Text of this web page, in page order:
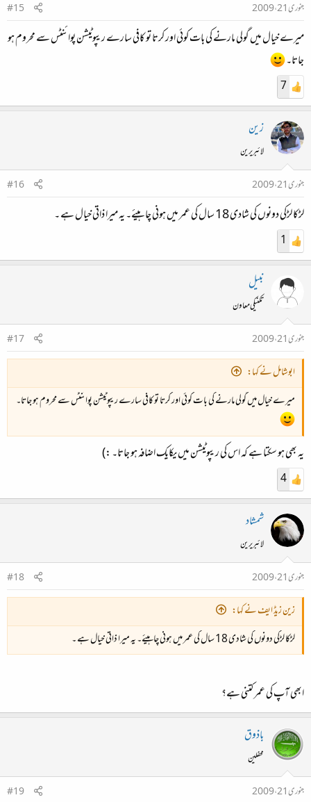
جنوری 21، 2009
#15
میرے خیال میں گولی مارنے کی بات کوئی اور کرتا تو کافی سارے ریپوٹیشن پوائنٹس سے محروم ہو
جاتا۔
7
زین
لائبریرین
جنوری 21، 2009
#16
لڑکا لڑکی دونوں کی شادی 18 سال کی عمر میں ہونی چاہیئے۔ یہ میرا ذاتی خیال ہے ۔
1
نبیل
تکنیکی معاون
جنوری 21، 2009
#17
ابوشامل نے کہا:
میرے خیال میں گولی مارنے کی بات کوئی اور کرتا تو کافی سارے ریپوٹیشن پوائنٹس سے محروم ہو جاتا۔
یہ بھی ہو سکتا ہے کہ اس کی ریپوٹیشن میں یکایک اضافہ ہو جاتا۔ :‌‌)
4
شمشاد
لائبریرین
جنوری 21، 2009
#18
زین زیڈ ایف نے کہا:
لڑکا لڑکی دونوں کی شادی 18 سال کی عمر میں ہونی چاہیئے۔ یہ میرا ذاتی خیال ہے ۔
ابھی آپ کی عمر کتنی ہے؟
باذوق
محفلین
جنوری 21، 2009
#19